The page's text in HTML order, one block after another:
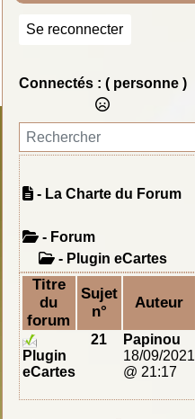
Se reconnecter
Connectés : ( personne )
- La Charte du Forum
- Forum
- Plugin eCartes
Titre
du
forum
Sujet
n°
Auteur
Plugin
eCartes
21
Papinou
18/09/2021
@ 21:17